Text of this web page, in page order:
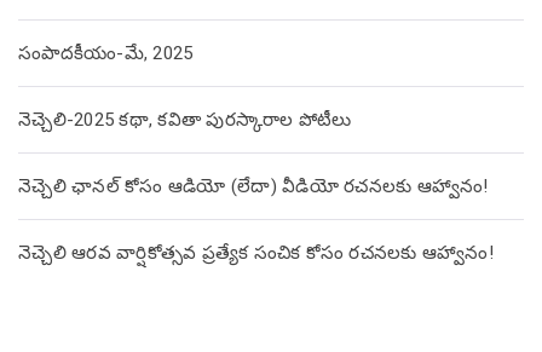
సంపాదకీయం-మే, 2025
నెచ్చెలి-2025 కథా, కవితా పురస్కారాల పోటీలు
నెచ్చెలి ఛానల్ కోసం ఆడియో (లేదా) వీడియో రచనలకు ఆహ్వానం!
నెచ్చెలి ఆరవ వార్షికోత్సవ ప్రత్యేక సంచిక కోసం రచనలకు ఆహ్వానం!